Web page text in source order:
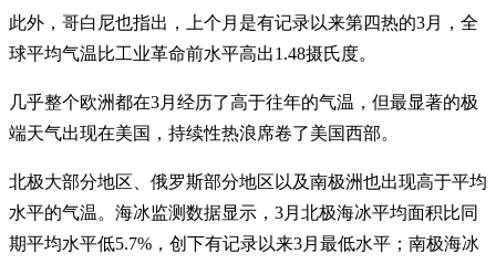
此外，哥白尼也指出，上个月是有记录以来第四热的3月，全
球平均气温比工业革命前水平高出1.48摄氏度。
几乎整个欧洲都在3月经历了高于往年的气温，但最显著的极
端天气出现在美国，持续性热浪席卷了美国西部。
北极大部分地区、俄罗斯部分地区以及南极洲也出现高于平均
水平的气温。海冰监测数据显示，3月北极海冰平均面积比同
期平均水平低5.7%，创下有记录以来3月最低水平；南极海冰